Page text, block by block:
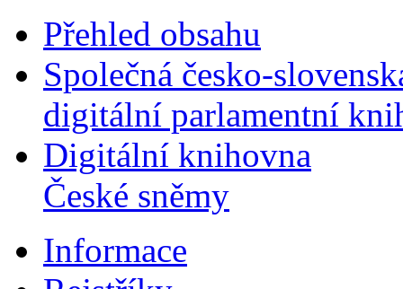
Přehled obsahu
Společná česko-
digitální parlamentní
Digitální knihovna
České sněmy
Informace